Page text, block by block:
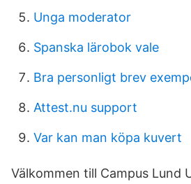
Unga moderator
Spanska lärobok vale
Bra personligt brev
Attest.nu support
Var kan man köpa kuvert
Välkommen till Campus Lund